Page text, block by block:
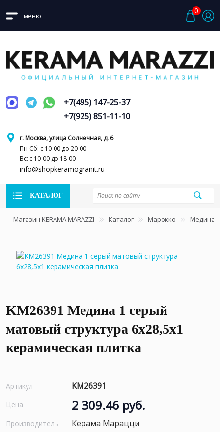
меню
0
г. Москва, улица Солнечная, д. 6
Пн-Сб: с 10-00 до 20-00
Вс: с 10-00 до 18-00
info@shopkeramogranit.ru
+7(495) 147-25-37
+7(925) 851-11-10
КАТАЛОГ
Магазин KERAMA MARAZZI Каталог Марокко Медина
KM26391 Медина 1 серый
матовый структура 6x28,5x1
керамическая плитка
Артикул KM26391
Цена 2 309.46 руб.
Производитель Керама Марацци